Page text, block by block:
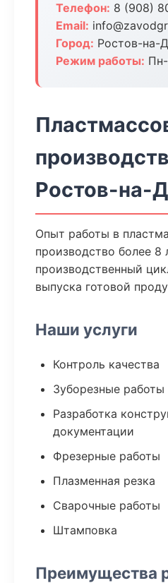
Телефон: 8 (908)
Email:
Город: Ростов-на-
Режим работы:
Ростов-на-
Опыт работы в
производство более 8
производственный
выпуска готовой
Наши услуги
Контроль качества
Зуборезные работы
Разработка
документации
Фрезерные работы
Плазменная резка
Сварочные работы
Штамповка
Преимущества